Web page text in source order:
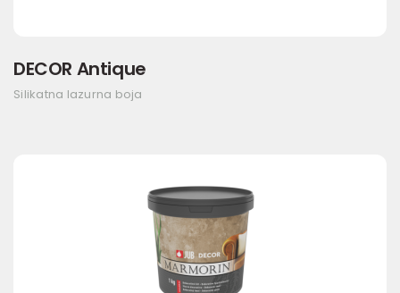
DECOR Antique
Silikatna lazurna boja